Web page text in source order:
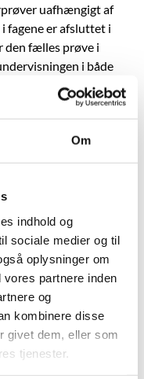
Om
indhold og
sociale medier og til
oplysninger om
partnere inden
og
kombinere disse
givet dem, eller som
tjenester.
uafhængigt af
fagene er afsluttet i
den fælles prøve i
i både
som
januar, vil det
i både engelsk,
prøveterminen
indgår i
Det betyder
skal aflægges i
fordi mundtlig
klasse.